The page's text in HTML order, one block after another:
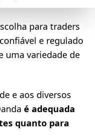
para traders
e regulado
uma variedade de
e aos diversos
é adequada
quanto para